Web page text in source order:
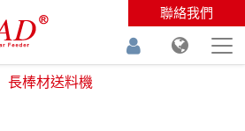
聯絡我們
長棒材送料機